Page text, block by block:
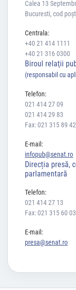
Calea 13
Bucuresti, cod
Centrala:
+40 21 414 1111
+40 21 316 0300
Biroul relaţii
(responsabil cu
Telefon:
021 414 27 09
021 414 29 83
Fax: 021 315 89 42
E-mail:
infopub@senat.ro
Direcția presă,
parlamentară
Telefon:
021 414 27 13
Fax: 021 315 60 03
E-mail:
presa@senat.ro